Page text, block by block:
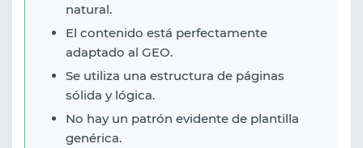
natural.
El contenido está perfectamente
adaptado al GEO.
Se utiliza una estructura de páginas
sólida y lógica.
No hay un patrón evidente de plantilla
genérica.